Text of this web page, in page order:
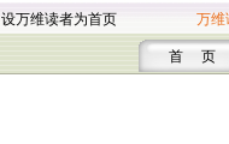
设万维读者为首页 万维
首 页